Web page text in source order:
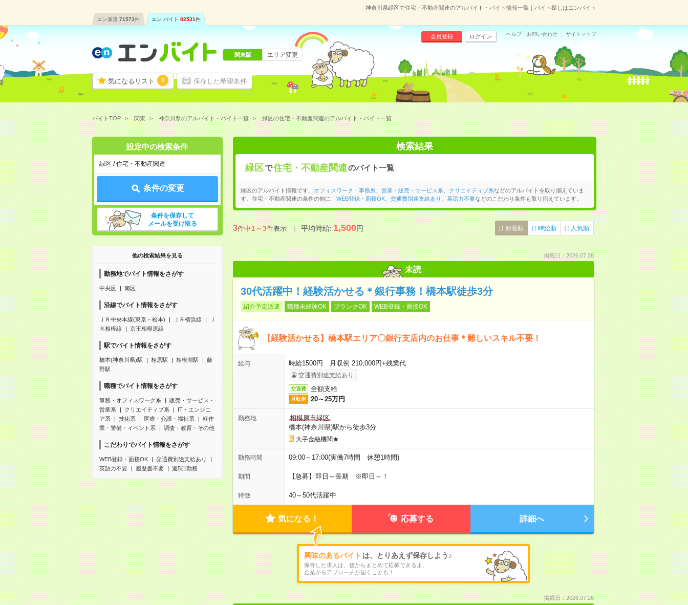
神奈川県緑区で住宅・不動産関連のアルバイト・バイト情報一覧｜バイト探しはエンバイト
エン派遣 71573件 エン バイト 82531件
気になるリスト 0 保存した希望条件
会員登録 ログイン ヘルプ・お問い合わせ サイトマップ
関東版 エリア変更
バイトTOP 関東 神奈川県のアルバイト・バイト一覧 緑区の住宅・不動産関連のアルバイト・バイト一覧
設定中の検索条件
緑区 / 住宅・不動産関連
条件の変更
条件を保存して
メールを受け取る
他の検索結果を見る
勤務地でバイト情報をさがす
中央区 南区
沿線でバイト情報をさがす
ＪＲ中央本線(東京－松本) ＪＲ横浜線
Ｊ
Ｒ相模線
京王相模原線
駅でバイト情報をさがす
橋本(神奈川県)駅 相原駅 相模湖駅
藤
野駅
職種でバイト情報をさがす
事務・オフィスワーク系
販売・サービス・
営業系
クリエイティブ系
IT・エンジニ
ア系
技術系 医療・介護・福祉系
軽作
業・警備・イベント系
調査・教育・その他
こだわりでバイト情報をさがす
WEB登録・面接OK
交通費別途支給あり
英語力不要
履歴書不要 週5日勤務
検索結果
緑区で住宅・不動産関連のバイト一覧
緑区のアルバイト情報です。 オフィスワーク・事務系 営業・販売・サービス系 クリエイティブ系などのアルバイトを取り揃えていま
す。住宅・不動産関連の条件の他に、 WEB登録・面接OK、 交通費別途支給あり 英語力不要などのこだわり条件も取り揃えています。
3件中1～3件表示 平均時給:1,500円 新着順 時給順 人気順
掲載日：2026.07.28
未読
30代活躍中！経験活かせる＊銀行事務！橋本駅徒歩3分
紹介予定派遣 職種未経験OK ブランクOK WEB登録・面接OK
【経験活かせる】橋本駅エリア〇銀行支店内のお仕事＊難しいスキル不要！
給与 時給1500円 月収例 210,000円+残業代
交通費別途支給あり
交通費 全額支給
月収例 20～25万円
勤務地
相模原市緑区
橋本(神奈川県)駅から徒歩3分
大手金融機関★
勤務時間 09:00～17:00(実働7時間 休憩1時間)
期間 【急募】即日～長期 ※即日～！
特徴 40～50代活躍中
気になる！ 応募する 詳細へ
興味のあるバイト は、とりあえず保存しよう♪
保存した求人は、後からまとめて応募できるよ。
企業からアプローチが届くことも！
掲載日：2026.07.26